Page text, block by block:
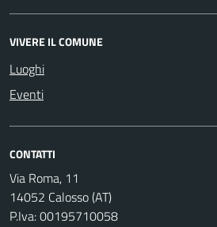
VIVERE IL COMUNE
Luoghi
Eventi
CONTATTI
Via Roma, 11
14052 Calosso (AT)
P.Iva: 00195710058